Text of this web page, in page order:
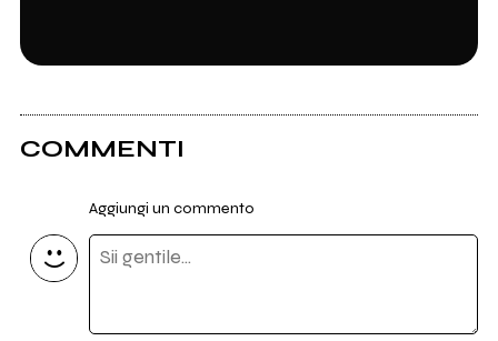
COMMENTI
Aggiungi un commento